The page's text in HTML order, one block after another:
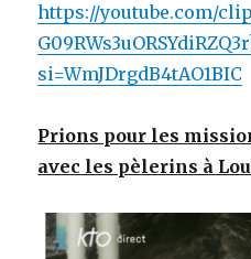
https://youtube.com/
si=WmJDrgdB4tAO1BIC
Prions pour les
avec les pèlerins à